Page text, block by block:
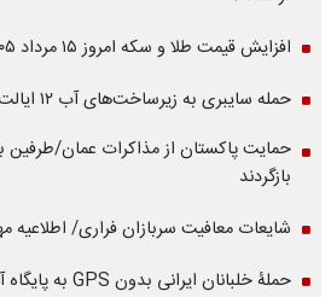
افزایش قیمت طلا و سکه امروز ۱۵ مرداد ۱۴۰۵ | طلا گرمی امروز چند؟
حمله سایبری به زیرساخت‌های آب ۱۲ ایالت آمریکا
حمایت پاکستان از مذاکرات عمان/طرفین
بازگردند
شایعات معافیت سربازان فراری/ اطلاعیه
حملۀ خلبانان ایرانی بدون GPS به پایگاه آمریکا